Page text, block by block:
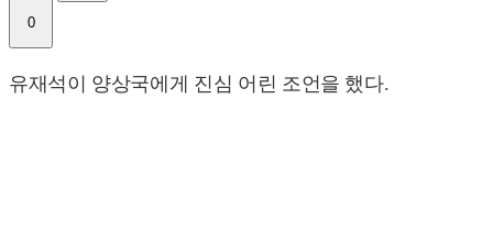
0
유재석이 양상국에게 진심 어린 조언을 했다.